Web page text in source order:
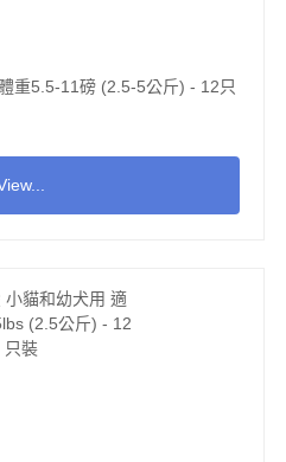
重5.5-11磅 (2.5-5公斤) - 12只